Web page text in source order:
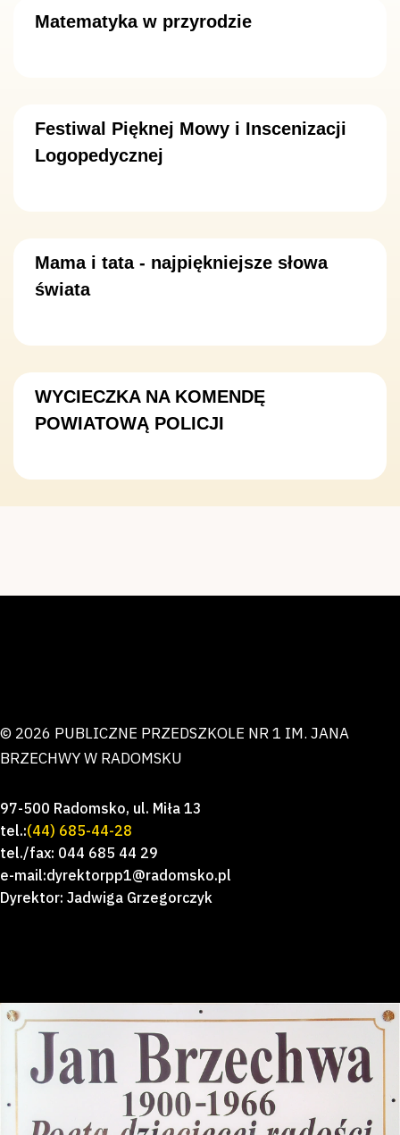
Matematyka w przyrodzie
Festiwal Pięknej Mowy i Inscenizacji
Logopedycznej
Mama i tata - najpiękniejsze słowa
świata
WYCIECZKA NA KOMENDĘ
POWIATOWĄ POLICJI
© 2026 PUBLICZNE PRZEDSZKOLE NR 1 IM. JANA
BRZECHWY W RADOMSKU
97-500 Radomsko, ul. Miła 13
tel.:(44) 685-44-28
tel./fax: 044 685 44 29
e-mail:dyrektorpp1@radomsko.pl
Dyrektor: Jadwiga Grzegorczyk